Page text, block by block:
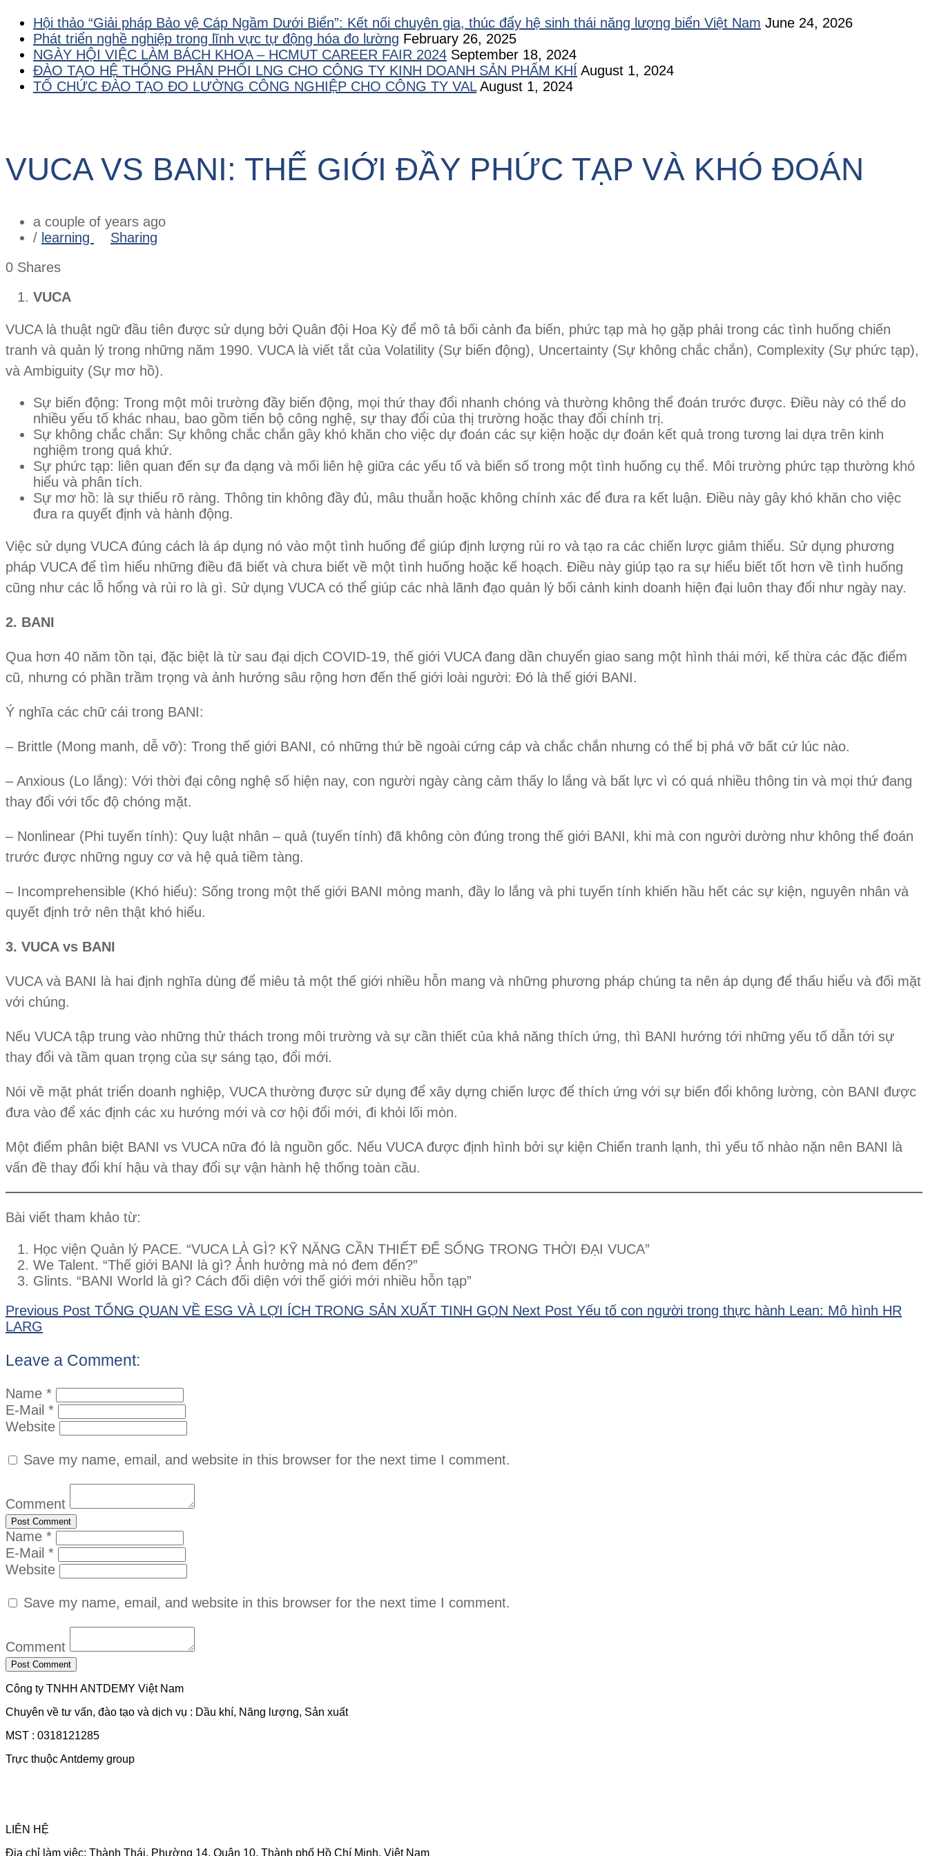
Hội thảo “Giải pháp Bảo vệ Cáp Ngầm Dưới Biển”: Kết nối chuyên gia, thúc đẩy hệ sinh thái năng lượng biển Việt Nam June 24, 2026
Phát triển nghề nghiệp trong lĩnh vực tự động hóa đo lường February 26, 2025
NGÀY HỘI VIỆC LÀM BÁCH KHOA – HCMUT CAREER FAIR 2024 September 18, 2024
ĐÀO TẠO HỆ THỐNG PHÂN PHỐI LNG CHO CÔNG TY KINH DOANH SẢN PHẨM KHÍ August 1, 2024
TỔ CHỨC ĐÀO TẠO ĐO LƯỜNG CÔNG NGHIỆP CHO CÔNG TY VAL August 1, 2024
VUCA VS BANI: THẾ GIỚI ĐẦY PHỨC TẠP VÀ KHÓ ĐOÁN
a couple of years ago
/ learning
Sharing
0 Shares
VUCA
VUCA là thuật ngữ đầu tiên được sử dụng bởi Quân đội Hoa Kỳ để mô tả bối cảnh đa biến, phức tạp mà họ gặp phải trong các tình huống chiến
tranh và quản lý trong những năm 1990. VUCA là viết tắt của Volatility (Sự biến động), Uncertainty (Sự không chắc chắn), Complexity (Sự phức tạp),
và Ambiguity (Sự mơ hồ).
Sự biến động: Trong một môi trường đầy biến động, mọi thứ thay đổi nhanh chóng và thường không thể đoán trước được. Điều này có thể do
nhiều yếu tố khác nhau, bao gồm tiến bộ công nghệ, sự thay đổi của thị trường hoặc thay đổi chính trị.
Sự không chắc chắn: Sự không chắc chắn gây khó khăn cho việc dự đoán các sự kiện hoặc dự đoán kết quả trong tương lai dựa trên kinh
nghiệm trong quá khứ.
Sự phức tạp: liên quan đến sự đa dạng và mối liên hệ giữa các yếu tố và biến số trong một tình huống cụ thể. Môi trường phức tạp thường khó
hiểu và phân tích.
Sự mơ hồ: là sự thiếu rõ ràng. Thông tin không đầy đủ, mâu thuẫn hoặc không chính xác để đưa ra kết luận. Điều này gây khó khăn cho việc
đưa ra quyết định và hành động.
Việc sử dụng VUCA đúng cách là áp dụng nó vào một tình huống để giúp định lượng rủi ro và tạo ra các chiến lược giảm thiểu. Sử dụng phương
pháp VUCA để tìm hiểu những điều đã biết và chưa biết về một tình huống hoặc kế hoạch. Điều này giúp tạo ra sự hiểu biết tốt hơn về tình huống
cũng như các lỗ hổng và rủi ro là gì. Sử dụng VUCA có thể giúp các nhà lãnh đạo quản lý bối cảnh kinh doanh hiện đại luôn thay đổi như ngày nay.
2. BANI
Qua hơn 40 năm tồn tại, đặc biệt là từ sau đại dịch COVID-19, thế giới VUCA đang dần chuyển giao sang một hình thái mới, kế thừa các đặc điểm
cũ, nhưng có phần trầm trọng và ảnh hưởng sâu rộng hơn đến thế giới loài người: Đó là thế giới BANI.
Ý nghĩa các chữ cái trong BANI:
– Brittle (Mong manh, dễ vỡ): Trong thế giới BANI, có những thứ bề ngoài cứng cáp và chắc chắn nhưng có thể bị phá vỡ bất cứ lúc nào.
– Anxious (Lo lắng): Với thời đại công nghệ số hiện nay, con người ngày càng cảm thấy lo lắng và bất lực vì có quá nhiều thông tin và mọi thứ đang
thay đổi với tốc độ chóng mặt.
– Nonlinear (Phi tuyến tính): Quy luật nhân – quả (tuyến tính) đã không còn đúng trong thế giới BANI, khi mà con người dường như không thể đoán
trước được những nguy cơ và hệ quả tiềm tàng.
– Incomprehensible (Khó hiểu): Sống trong một thế giới BANI mỏng manh, đầy lo lắng và phi tuyến tính khiến hầu hết các sự kiện, nguyên nhân và
quyết định trở nên thật khó hiểu.
3. VUCA vs BANI
VUCA và BANI là hai định nghĩa dùng để miêu tả một thế giới nhiều hỗn mang và những phương pháp chúng ta nên áp dụng để thấu hiểu và đối mặt
với chúng.
Nếu VUCA tập trung vào những thử thách trong môi trường và sự cần thiết của khả năng thích ứng, thì BANI hướng tới những yếu tố dẫn tới sự
thay đổi và tầm quan trọng của sự sáng tạo, đổi mới.
Nói về mặt phát triển doanh nghiệp, VUCA thường được sử dụng để xây dựng chiến lược để thích ứng với sự biến đổi không lường, còn BANI được
đưa vào để xác định các xu hướng mới và cơ hội đổi mới, đi khỏi lối mòn.
Một điểm phân biệt BANI vs VUCA nữa đó là nguồn gốc. Nếu VUCA được định hình bởi sự kiện Chiến tranh lạnh, thì yếu tố nhào nặn nên BANI là
vấn đề thay đổi khí hậu và thay đổi sự vận hành hệ thống toàn cầu.
Bài viết tham khảo từ:
Học viện Quản lý PACE. “VUCA LÀ GÌ? KỸ NĂNG CẦN THIẾT ĐỂ SỐNG TRONG THỜI ĐẠI VUCA”
We Talent. “Thế giới BANI là gì? Ảnh hưởng mà nó đem đến?”
Glints. “BANI World là gì? Cách đối diện với thế giới mới nhiều hỗn tạp”
Previous Post TỔNG QUAN VỀ ESG VÀ LỢI ÍCH TRONG SẢN XUẤT TINH GỌN Next Post Yếu tố con người trong thực hành Lean: Mô hình HR
LARG
Leave a Comment:
Name *
E-Mail *
Website
Save my name, email, and website in this browser for the next time I comment.
Comment
Name *
E-Mail *
Website
Save my name, email, and website in this browser for the next time I comment.
Comment
Công ty TNHH ANTDEMY Việt Nam
Chuyên về tư vấn, đào tạo và dịch vụ : Dầu khí, Năng lượng, Sản xuất
MST : 0318121285
Trực thuộc Antdemy group
LIÊN HỆ
Địa chỉ làm việc: Thành Thái, Phường 14, Quận 10, Thành phố Hồ Chí Minh, Việt Nam